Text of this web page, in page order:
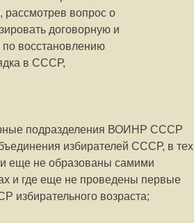
вопрос о
договорную и
по восстановлению
в СССР,
подразделения ВОИНР СССР
избирателей СССР, в тех
еще не образованы самими
и где еще не проведены первые
избирательного возраста;